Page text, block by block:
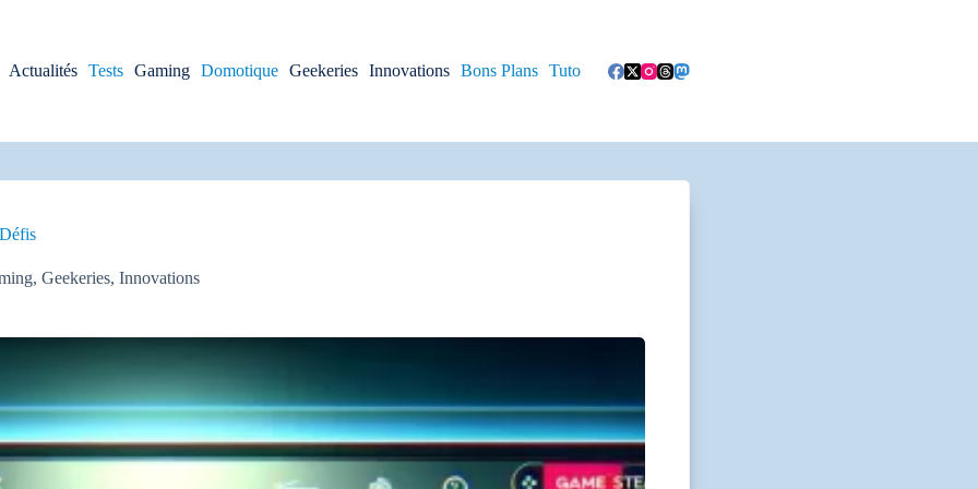
Actualités Tests Gaming Domotique Geekeries Innovations Bons Plans Tuto
, Geekeries, Innovations